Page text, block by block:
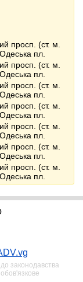
просп. (ст. м.
пл.
просп. (ст. м.
пл.
просп. (ст. м.
пл.
просп. (ст. м.
пл.
просп. (ст. м.
пл.
просп. (ст. м.
пл.
просп. (ст. м.
пл.
законодавства